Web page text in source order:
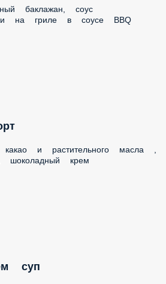
BBQ
и растительного масла , фундук
крем